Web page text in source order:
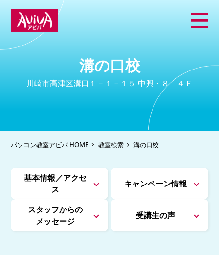
溝の口校
川崎市高津区溝口１－１－１５ 中興・８ ４Ｆ
パソコン教室アビバ HOME 教室検索 溝の口校
基本情報／アクセ
ス
キャンペーン情報
スタッフからの
メッセージ
受講生の声